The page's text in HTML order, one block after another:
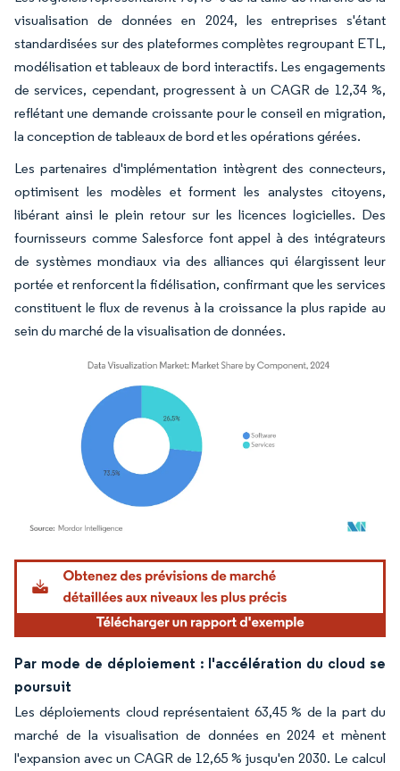
visualisation de données en 2024, les entreprises s'étant
standardisées sur des plateformes complètes regroupant ETL,
modélisation et tableaux de bord interactifs. Les engagements
de services, cependant, progressent à un CAGR de 12,34 %,
reflétant une demande croissante pour le conseil en migration,
la conception de tableaux de bord et les opérations gérées.
Les partenaires d'implémentation intègrent des connecteurs,
optimisent les modèles et forment les analystes citoyens,
libérant ainsi le plein retour sur les licences logicielles. Des
fournisseurs comme Salesforce font appel à des intégrateurs
de systèmes mondiaux via des alliances qui élargissent leur
portée et renforcent la fidélisation, confirmant que les services
constituent le flux de revenus à la croissance la plus rapide au
sein du marché de la visualisation de données.
Image © Mordor Intelligence. La réutilisation nécessite une attribution sous CC BY
Par mode de déploiement : l'accélération du cloud se
poursuit
Les déploiements cloud représentaient 63,45 % de la part du
marché de la visualisation de données en 2024 et mènent
l'expansion avec un CAGR de 12,65 % jusqu'en 2030. Le calcul